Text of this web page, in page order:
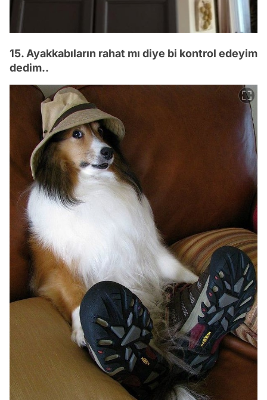
15. Ayakkabıların rahat mı diye bi kontrol edeyim
dedim..